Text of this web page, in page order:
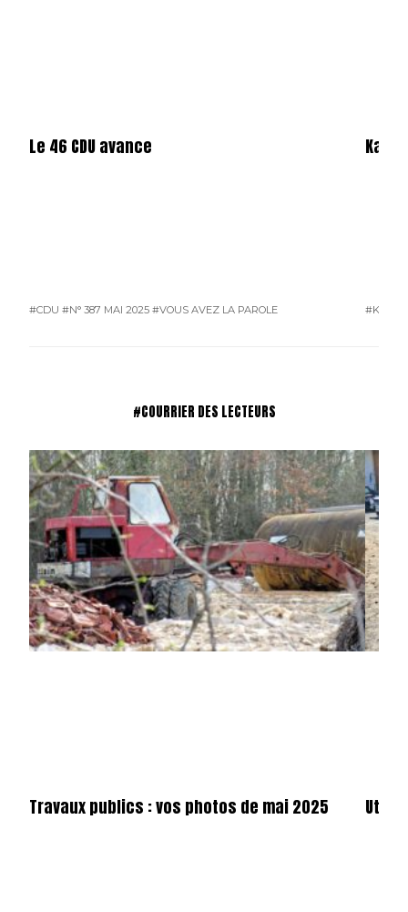
Le 46 CDU avance
#CDU #N° 387 MAI 2025 #VOUS AVEZ LA PAROLE
#COURRIER DES LECTEURS
Travaux publics : vos photos de mai 2025